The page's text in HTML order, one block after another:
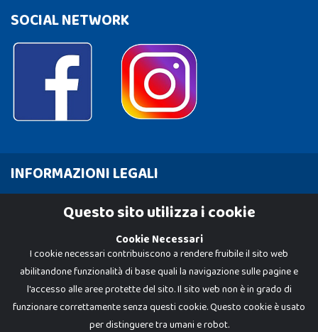
SOCIAL NETWORK
INFORMAZIONI LEGALI
Cookie PolicyQuesto sito utilizza i cookie
Cookie Necessari
I cookie necessari contribuiscono a rendere fruibile il sito web
abilitandone funzionalità di base quali la navigazione sulle pagine e
l'accesso alle aree protette del sito. Il sito web non è in grado di
funzionare correttamente senza questi cookie. Questo cookie è usato
per distinguere tra umani e robot.